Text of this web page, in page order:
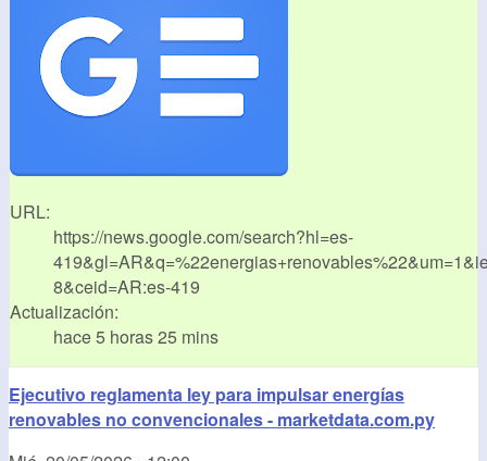
URL:
https://news.google.com/search?hl=es-
8&ceid=AR:es-419
Actualización:
hace 5 horas 25 mins
Ejecutivo reglamenta ley para impulsar energías
renovables no convencionales - marketdata.com.py